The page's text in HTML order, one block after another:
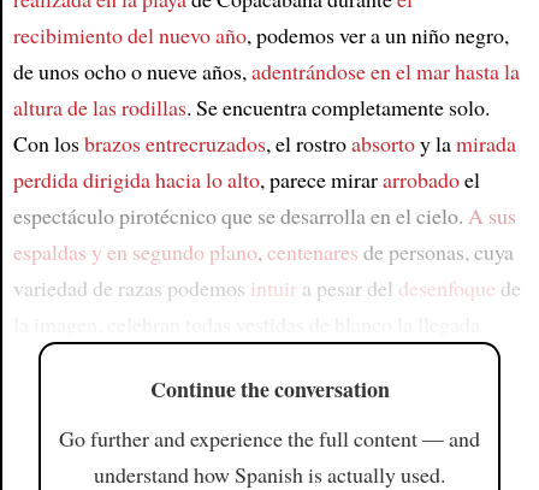
recibimiento del nuevo año, podemos ver a un niño negro,
de unos ocho o nueve años,adentrándose en el mar hasta la
altura de las rodillas. Se encuentra completamente solo.
Con losbrazos entrecruzados, el rostroabsortoy lamirada
perdida dirigida hacia lo alto, parece mirararrobadoel
espectáculo pirotécnico que se desarrolla en el cielo. A sus
espaldas y en segundo plano,centenares de personas, cuya
variedad de razas podemos intuira pesar del desenfoque de
Continue the conversation
Go further and experience the full content — and
understand how Spanish is actually used.